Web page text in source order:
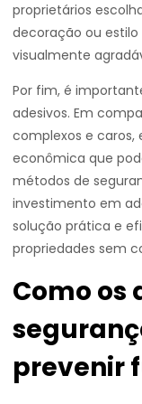
proprietários
decoração ou
visualmente
Por fim, é
adesivos. Em
complexos e
econômica que
métodos de
investimento em
solução prática e
propriedades sem
Como os
prevenir